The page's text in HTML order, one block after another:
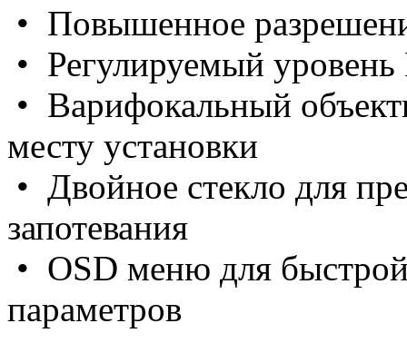
• Повышенное
• Регулируемый
• Варифокальный
месту установки
• Двойное стекло для
запотевания
• OSD меню для
параметров